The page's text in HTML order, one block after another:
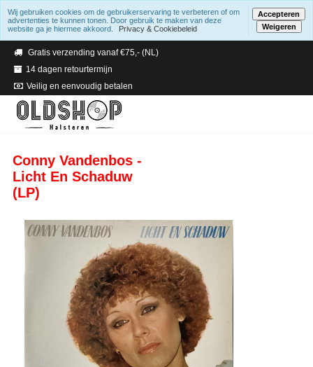
Verzending binnen 2 a 3 werkdagen
Gratis verzending vanaf €75,- (NL)
14 dagen retourtermijn
Veilig en eenvoudig betalen
Conny Vandenbos -
Licht En Schaduw
(LP)
Wij gebruiken cookies om de gebruikerservaring te verbeteren of om
advertenties te kunnen tonen. Door gebruik te maken van deze
website ga je hiermee akkoord.
Privacy & Cookiebeleid
Accepteren
Weigeren